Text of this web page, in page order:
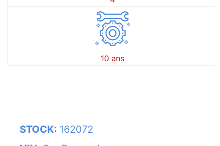
10 ans
STOCK: 162072